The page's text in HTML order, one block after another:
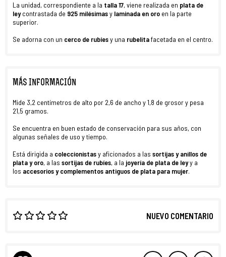
La unidad, correspondiente a la talla 17, viene realizada en plata de
leycontrastada de 925 milésimasy laminada en oro en la parte
superior.
Se adorna con un cerco de rubíesy una rubelitafacetada en el centro.
MÁS INFORMACIÓN
Mide 3,2 centímetros de alto por 2,6 de ancho y 1,8 de grosor y pesa
21,5 gramos.
Se encuentra en buen estado de conservación para sus años, con
algunas señales de uso y tiempo.
Está dirigida a coleccionistasy aficionados a las sortijas y anillos de
plata y oro, a las sortijas de rubíes, a la joyería de plata de leyy a
los accesorios y complementos antiguos de plata para mujer.
NUEVO COMENTARIO